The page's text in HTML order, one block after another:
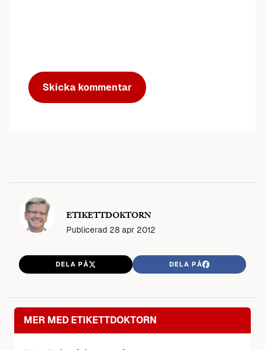
ETIKETTDOKTORN
Publicerad 28 apr 2012
DELA PÅ DELA PÅ
MER MED ETIKETTDOKTORN